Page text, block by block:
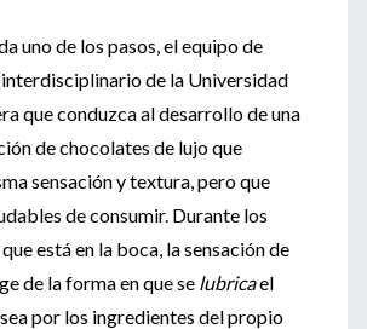
uno de los pasos, el equipo de
de la Universidad
que conduzca al desarrollo de una
de chocolates de lujo que
sensación y textura, pero que
de consumir. Durante los
está en la boca, la sensación de
de la forma en que se lubricael
por los ingredientes del propio